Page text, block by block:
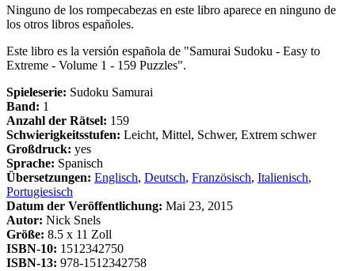
Ninguno de los rompecabezas en este libro aparece en ninguno de
los otros libros españoles.
Este libro es la versión española de "Samurai Sudoku - Easy to
Extreme - Volume 1 - 159 Puzzles".
Spieleserie: Sudoku Samurai
Band: 1
Anzahl der Rätsel: 159
Schwierigkeitsstufen: Leicht, Mittel, Schwer, Extrem schwer
Großdruck: yes
Sprache: Spanisch
Übersetzungen: Englisch, Deutsch, Französisch, Italienisch,
Portugiesisch
Datum der Veröffentlichung: Mai 23, 2015
Autor: Nick Snels
Größe: 8.5 x 11 Zoll
ISBN-10: 1512342750
ISBN-13: 978-1512342758